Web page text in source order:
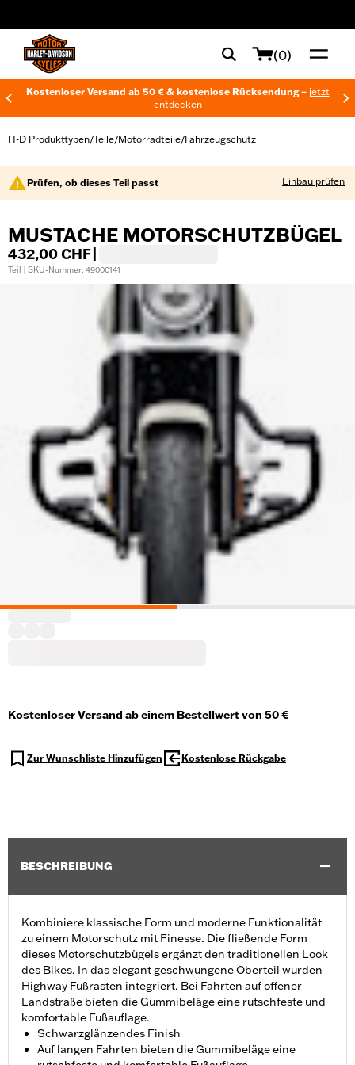
(0)
Kostenloser Versand ab 50 € & kostenlose Rücksendung – jetzt
entdecken
H-D Produkttypen/Teile/Motorradteile/Fahrzeugschutz
Prüfen, ob dieses Teil passt Einbau prüfen
MUSTACHE MOTORSCHUTZBÜGEL
432,00 CHF
Teil | SKU-Nummer: 49000141
Kostenloser Versand ab einem Bestellwert von 50 €
Zur Wunschliste Hinzufügen Kostenlose Rückgabe
BESCHREIBUNG
Kombiniere klassische Form und moderne Funktionalität
zu einem Motorschutz mit Finesse. Die fließende Form
dieses Motorschutzbügels ergänzt den traditionellen Look
des Bikes. In das elegant geschwungene Oberteil wurden
Highway Fußrasten integriert. Bei Fahrten auf offener
Landstraße bieten die Gummibeläge eine rutschfeste und
komfortable Fußauflage.
Schwarzglänzendes Finish
Auf langen Fahrten bieten die Gummibeläge eine